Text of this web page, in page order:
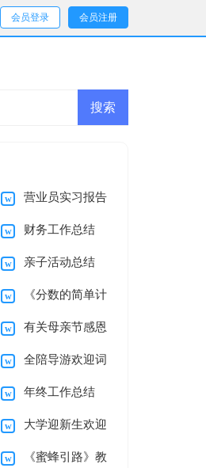
会员登录 会员注册
营业员实习报告
汇总五篇财务工作总结
(合集15篇)
亲子活动总结
《分数的简单计
算》教学设计
有关母亲节感恩
演讲稿4篇
全陪导游欢迎词
15篇年终工作总结
【荐】大学迎新生欢迎
词11篇《蜜蜂引路》教